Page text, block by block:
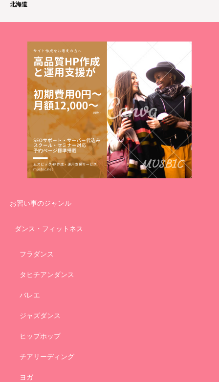
北海道
お習い事のジャンル
ダンス・フィットネス
フラダンス
タヒチアンダンス
バレエ
ジャズダンス
ヒップホップ
チアリーディング
ヨガ